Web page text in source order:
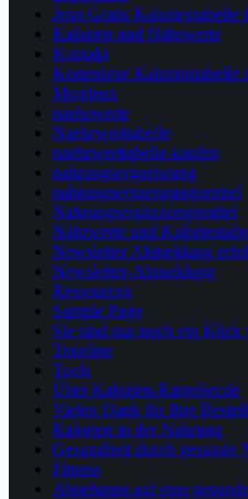
Jetzt Gratis Kalorientabelle
Kalorien und Nährwerte
Kontakt
Kostenlose Kalorientabelle
Members
naehrwerte
Naehrwerttabelle
naehrwerttabelle-kaufen
nahrungsergaenzung
nahrungsergaenzungsmittel
Nahrungsergänzungsmittel
Nährwerte und
Newsletter Abmeldung
Newsletter-Abmeldung
Ressourcen
Sample Page
Sie sind nur noch ein Klick
Timeline
Tools
Über Kalorien-Ratgeber.de
Vielen Dank für Ihre
Kalorien in der Nahrung
Gesundheit durch gesunde
Fitness
Abnehmen auf eine